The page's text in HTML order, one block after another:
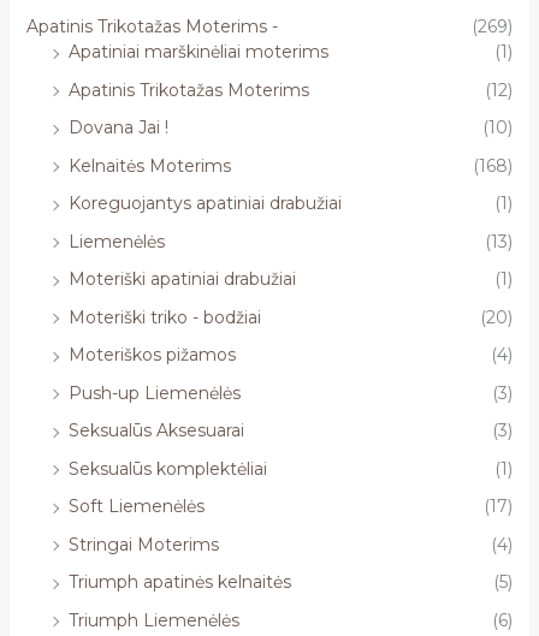
Apatinis Trikotažas Moterims -
(269)
Apatiniai marškinėliai moterims
(1)
Apatinis Trikotažas Moterims
(12)
Dovana Jai !
(10)
Kelnaitės Moterims
(168)
Koreguojantys apatiniai drabužiai
(1)
Liemenėlės
(13)
Moteriški apatiniai drabužiai
(1)
Moteriški triko - bodžiai
(20)
Moteriškos pižamos
(4)
Push-up Liemenėlės
(3)
Seksualūs Aksesuarai
(3)
Seksualūs komplektėliai
(1)
Soft Liemenėlės
(17)
Stringai Moterims
(4)
Triumph apatinės kelnaitės
(5)
Triumph Liemenėlės
(6)